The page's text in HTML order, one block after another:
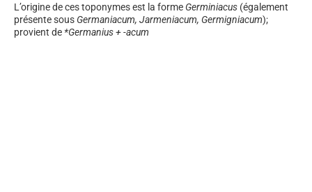
L’origine de ces toponymes est la forme Germiniacus (également
présente sous Germaniacum, Jarmeniacum, Germigniacum);
provient de *Germanius + -acum